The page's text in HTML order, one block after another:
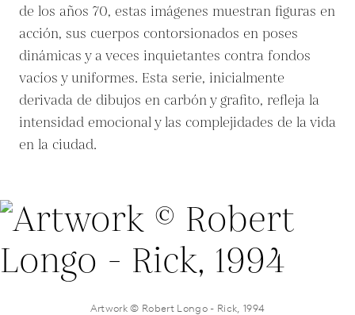
de los años 70, estas imágenes muestran figuras en
acción, sus cuerpos contorsionados en poses
dinámicas y a veces inquietantes contra fondos
vacíos y uniformes. Esta serie, inicialmente
derivada de dibujos en carbón y grafito, refleja la
intensidad emocional y las complejidades de la vida
en la ciudad.
Artwork © Robert Longo - Rick, 1994